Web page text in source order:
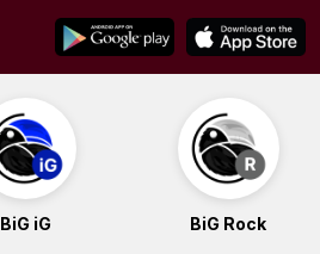
BiG iG BiG Rock